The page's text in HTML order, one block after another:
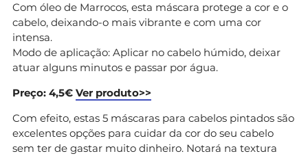
Com óleo de Marrocos, esta máscara protege a cor e o
cabelo, deixando-o mais vibrante e com uma cor
intensa.
Modo de aplicação: Aplicar no cabelo húmido, deixar
atuar alguns minutos e passar por água.
Preço: 4,5€ Ver produto>>
Com efeito, estas 5 máscaras para cabelos pintados são
excelentes opções para cuidar da cor do seu cabelo
sem ter de gastar muito dinheiro. Notará na textura